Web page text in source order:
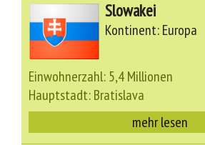
Slowakei
Kontinent: Europa
Einwohnerzahl: 5,4 Millionen
Hauptstadt: Bratislava
mehr lesen